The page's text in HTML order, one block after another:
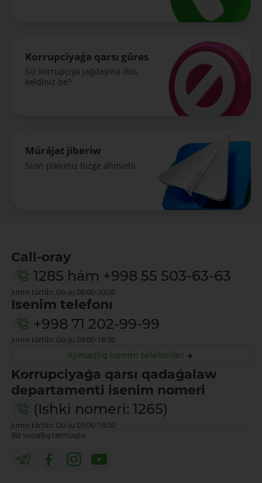
Korrupciyaǵa qarsı gúres
Siz korrupciya jaǵdayına dus
keldiniz be?
Múrájat jiberiw
Siziń pikirińiz bizge áhmietli
Call-oray
1285 hám +998 55 503-63-63
Jumıs tártibi: Dú-Ju 08:00-20:00
Isenim telefonı
+998 71 202-99-99
Jumıs tártibi: Dú-Ju 09:00-18:00
Aymaqlıq isenim telefonları
Korrupciyaǵa qarsı qadaǵalaw
departamenti isenim nomeri
(Ishki nomeri: 1265)
Jumıs tártibi: Dú-Ju 09:00-18:00
Biz sociallıq tarmaqta: